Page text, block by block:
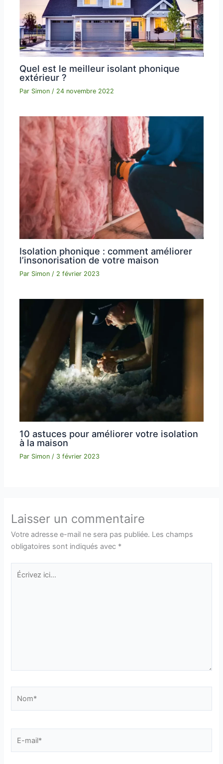
Quel est le meilleur isolant phonique
extérieur ?
Par Simon/ 24 novembre 2022
Isolation phonique : comment améliorer
l’insonorisation de votre maison
Par Simon / 2 février 2023
10 astuces pour améliorer votre isolation
à la maison
Par Simon / 3 février 2023
Laisser un commentaire
Votre adresse e-mail ne sera pas publiée. Les champs
obligatoires sont indiqués avec *
Écrivez
mail*